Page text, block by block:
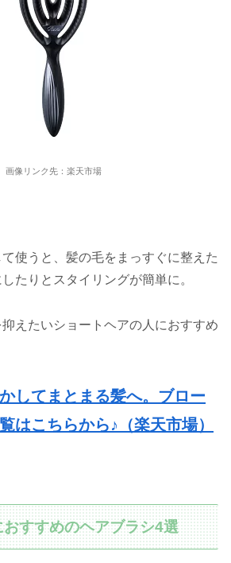
画像リンク先：楽天市場
て使うと、髪の毛をまっすぐに整えた
たりとスタイリングが簡単に。
えたいショートヘアの人におすすめ
してまとまる髪へ。ブロー
はこちらから♪（楽天市場）
すすめのヘアブラシ4選